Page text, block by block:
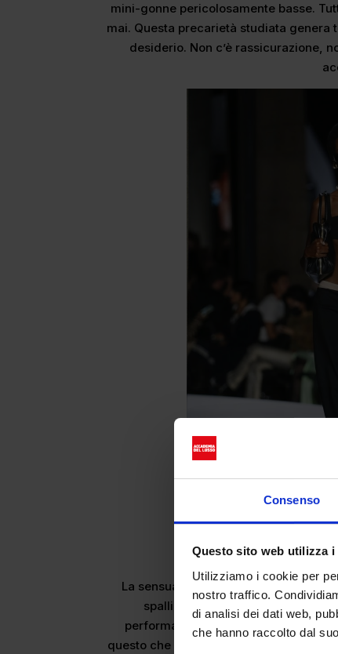
Consenso
Questo sito web utilizza i
Utilizziamo i cookie per
nostro traffico.
di analisi dei dati web,
che hanno raccolto dal
mini-gonne pericolosamente basse.
mai. Questa precarietà studiata genera
desiderio. Non c’è rassicurazione,
La sensualità Miu Miu non è
spallina cadente, una camicia
performativa. È esposizione
questo che la rende disturbante,